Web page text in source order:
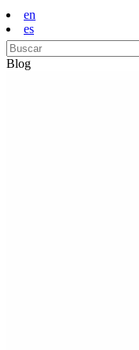
en
es
Blog